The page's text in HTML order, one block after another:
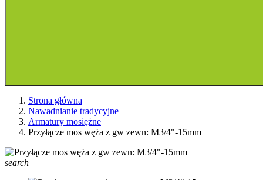
Strona główna
Nawadnianie tradycyjne
Armatury mosiężne
Przyłącze mos węża z gw zewn: M3/4"-15mm
search